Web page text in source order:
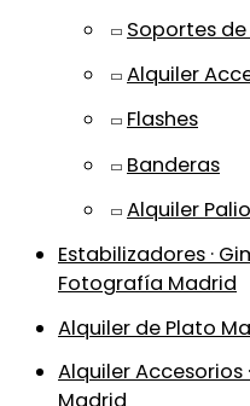
Soportes
Alquiler
Flashes
Banderas
Alquiler
Estabilizadores ·
Fotografía Madrid
Alquiler de Plato
Alquiler Accesorios
Madrid